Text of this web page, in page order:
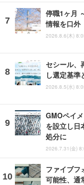
停職1ヶ月
情報を口外
2026.8.6(木)
セシール、
し選定基準
2026.8.5(水)
GMOペイ
を設立し日
処分に
2026.7.31(金)
ファイブフ
可能性、通